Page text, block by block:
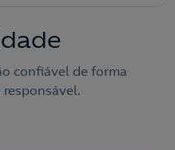
confiável de forma